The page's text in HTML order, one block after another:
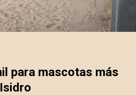
para mascotas más